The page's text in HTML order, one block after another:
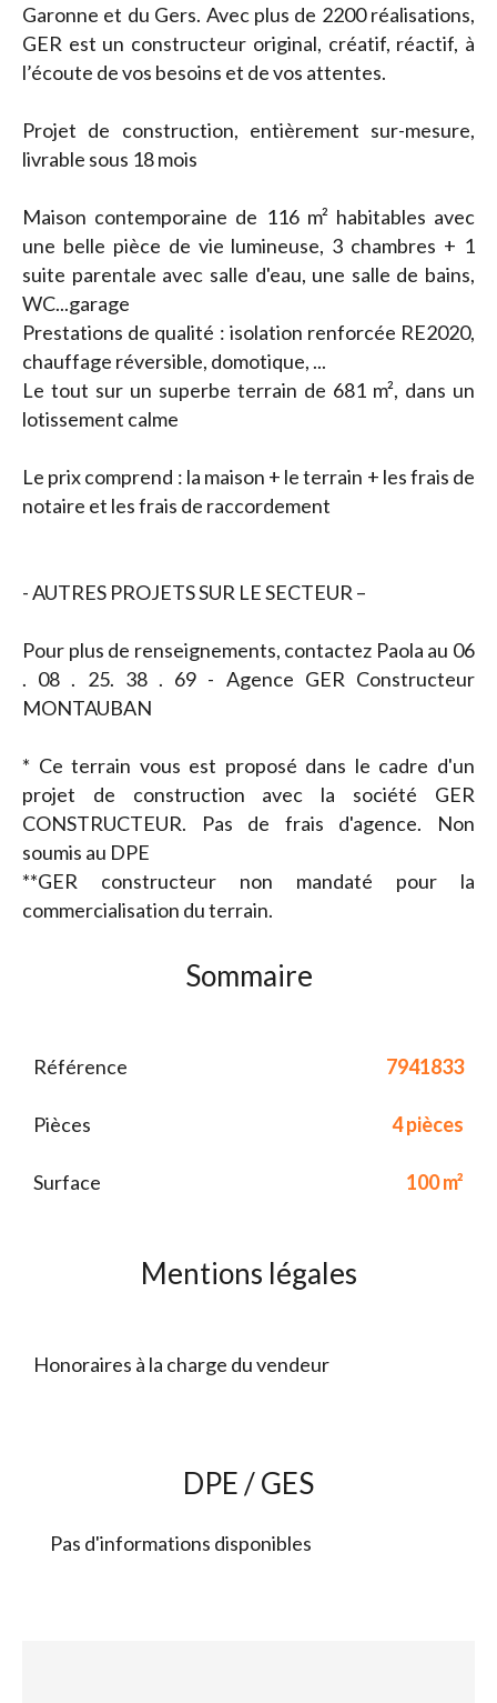
Garonne et du Gers. Avec plus de 2200 réalisations,
GER est un constructeur original, créatif, réactif, à
l’écoute de vos besoins et de vos attentes.
Projet de construction, entièrement sur-mesure,
livrable sous 18 mois
Maison contemporaine de 116 m² habitables avec
une belle pièce de vie lumineuse, 3 chambres + 1
suite parentale avec salle d'eau, une salle de bains,
WC...garage
Prestations de qualité : isolation renforcée RE2020,
chauffage réversible, domotique, ...
Le tout sur un superbe terrain de 681 m², dans un
lotissement calme
Le prix comprend : la maison + le terrain + les frais de
notaire et les frais de raccordement
- AUTRES PROJETS SUR LE SECTEUR –
Pour plus de renseignements, contactez Paola au 06
. 08 . 25. 38 . 69 - Agence GER Constructeur
MONTAUBAN
* Ce terrain vous est proposé dans le cadre d'un
projet de construction avec la société GER
CONSTRUCTEUR. Pas de frais d'agence. Non
soumis au DPE
**GER constructeur non mandaté pour la
commercialisation du terrain.
Sommaire
Référence 7941833
Pièces 4 pièces
Surface 100 m²
Mentions légales
Honoraires à la charge du vendeur
DPE / GES
Pas d'informations disponibles